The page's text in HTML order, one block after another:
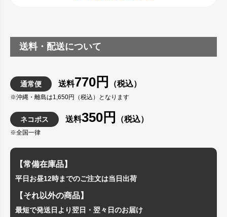
送料・配送について
通常便 送料770円 （税込）
※沖縄・離島は1,650円（税込）となります
ネコポス 送料350円 （税込）
※全国一律
【常備在庫品】
平日お昼12時までのご注文は当日出荷
【それ以外の商品】
最短で発送日より翌日・翌々日のお届け